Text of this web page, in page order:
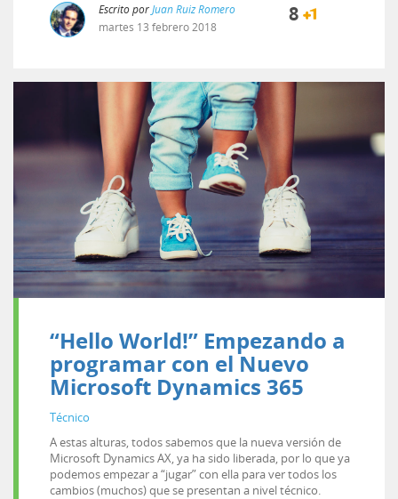
Escrito porJuan Ruiz Romero
martes 13 febrero2018
8
“Hello World!” Empezando a
programar con el Nuevo
Microsoft Dynamics 365
Técnico
A estas alturas, todos sabemos que la nueva versión de
Microsoft Dynamics AX, ya ha sido liberada, por lo que ya
podemos empezar a “jugar” con ella para ver todos los
cambios (muchos) que se presentan a nivel técnico.